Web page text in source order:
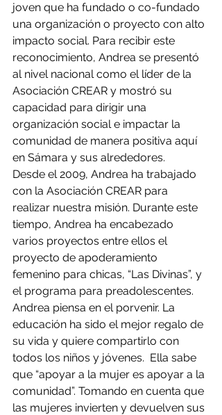
joven que ha fundado o co-fundado
una organización o proyecto con alto
impacto social. Para recibir este
reconocimiento, Andrea se presentó
al nivel nacional como el líder de la
Asociación CREAR y mostró su
capacidad para dirigir una
organización social e impactar la
comunidad de manera positiva aquí
en Sámara y sus alrededores.
Desde el 2009, Andrea ha trabajado
con la Asociación CREAR para
realizar nuestra misión. Durante este
tiempo, Andrea ha encabezado
varios proyectos entre ellos el
proyecto de apoderamiento
femenino para chicas, “Las Divinas”, y
el programa para preadolescentes.
Andrea piensa en el porvenir. La
educación ha sido el mejor regalo de
su vida y quiere compartirlo con
todos los niños y jóvenes.  Ella sabe
que “apoyar a la mujer es apoyar a la
comunidad”. Tomando en cuenta que
las mujeres invierten y devuelven sus